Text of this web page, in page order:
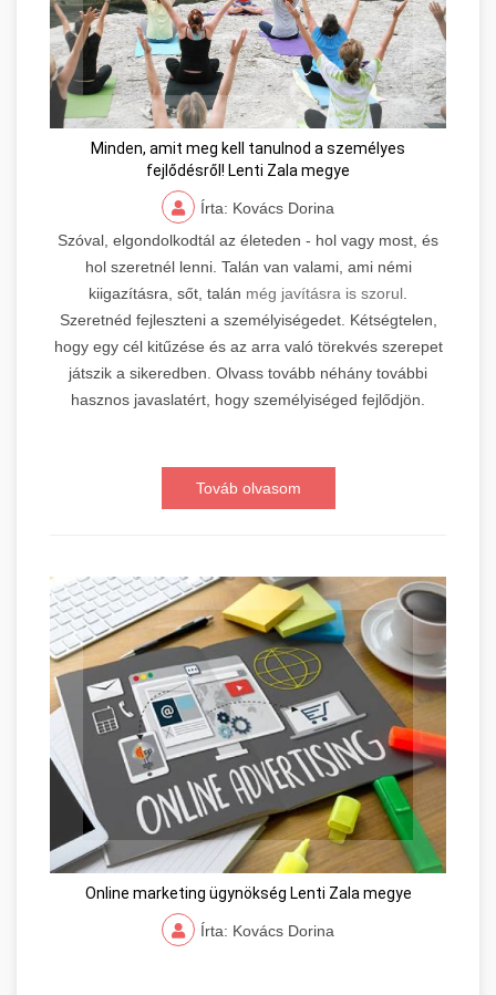
Minden, amit meg kell tanulnod a személyes
fejlődésről! Lenti Zala megye
Írta: Kovács Dorina
Szóval, elgondolkodtál az életeden - hol vagy most, és
hol szeretnél lenni. Talán van valami, ami némi
kiigazításra, sőt, talán még javításra is szorul
Szeretnéd fejleszteni a személyiségedet. Kétségtelen,
hogy egy cél kitűzése és az arra való törekvés szerepet
játszik a sikeredben. Olvass tovább néhány további
hasznos javaslatért, hogy személyiséged fejlődjön.
Továb olvasom
Online marketing ügynökség Lenti Zala megye
Írta: Kovács Dorina